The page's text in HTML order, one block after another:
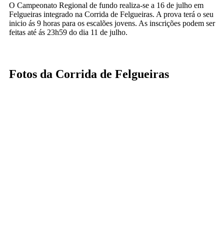
O Campeonato Regional de fundo realiza-se a 16 de julho em
Felgueiras integrado na Corrida de Felgueiras. A prova terá o seu
inicio ás 9 horas para os escalões jovens. As inscrições podem ser
feitas até ás 23h59 do dia 11 de julho.
Fotos da Corrida de Felgueiras